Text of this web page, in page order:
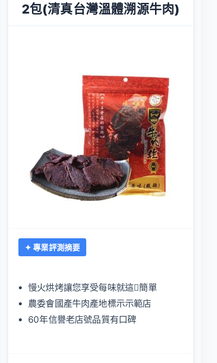
2包(清真台灣溫體溯源牛肉)
✦ 專業評測摘要
慢火烘烤讓您享受每味就這簡單
農委會國產牛肉產地標示示範店
60年信譽老店號品質有口碑